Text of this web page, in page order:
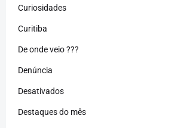
Curiosidades
Curitiba
De onde veio ???
Denúncia
Desativados
Destaques do mês